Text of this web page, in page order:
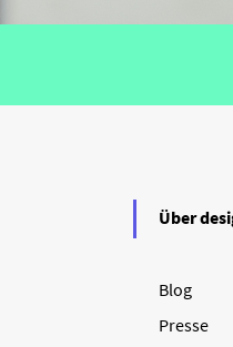
Über
Blog
Presse